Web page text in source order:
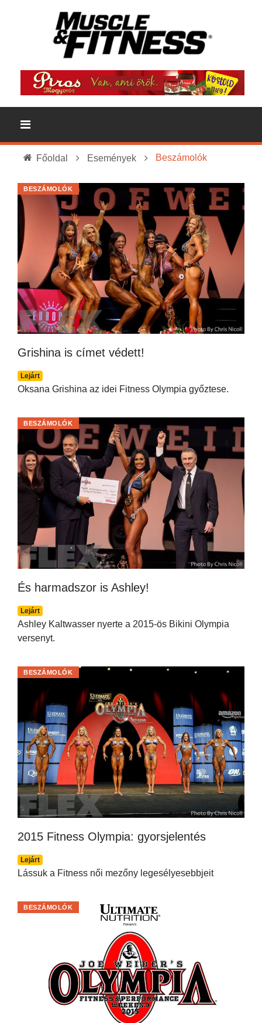
Főoldal Események Beszámolók
Grishina is címet védett!
Lejárt
BESZÁMOLÓK
Oksana Grishina az idei Fitness Olympia győztese.
És harmadszor is Ashley!
Lejárt
BESZÁMOLÓK
Ashley Kaltwasser nyerte a 2015-ös Bikini Olympia
versenyt.
2015 Fitness Olympia: gyorsjelentés
Lejárt
BESZÁMOLÓK
Lássuk a Fitness női mezőny legesélyesebbjeit
BESZÁMOLÓK